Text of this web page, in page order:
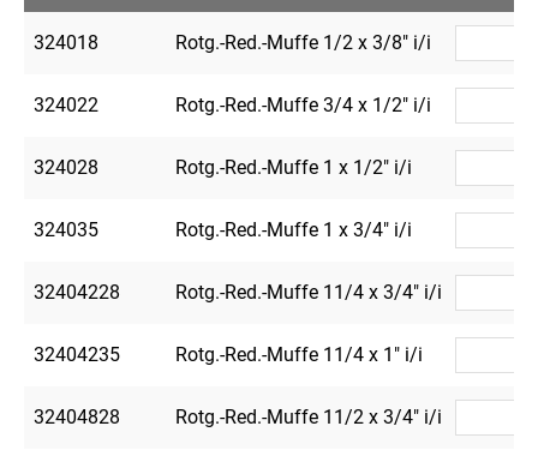
324018 Rotg.-Red.-Muffe 1/2 x 3/8" i/i
324022 Rotg.-Red.-Muffe 3/4 x 1/2" i/i
324028 Rotg.-Red.-Muffe 1 x 1/2" i/i
324035 Rotg.-Red.-Muffe 1 x 3/4" i/i
32404228 Rotg.-Red.-Muffe 11/4 x 3/4" i/i
32404235 Rotg.-Red.-Muffe 11/4 x 1" i/i
32404828 Rotg.-Red.-Muffe 11/2 x 3/4" i/i